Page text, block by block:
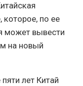
по ее
может вывести
на новый
лет Китай